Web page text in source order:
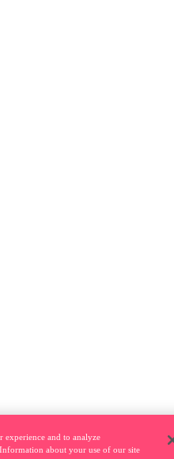
experience and to analyze
about your use of our site